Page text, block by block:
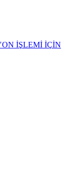
İŞLEMİ İÇİN